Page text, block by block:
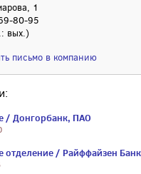
1
80-95
вых.)
письмо в компанию
/ Донгорбанк, ПАО
отделение / Райффайзен